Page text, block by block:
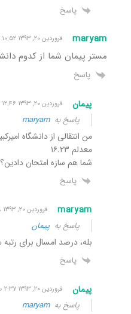
پاسخ
maryam فروردین ۲۰, ۱۳۹۳ ۱۰:۵۲ ق٫ظ
مستر پیمان شما از کدوم
پاسخ
پیمان فروردین ۲۰, ۱۳۹۳ ۱۲:۴۶ ب٫ظ
پاسخ بهmaryam
من انتقالی از دانشگاه
معدلم ۱۶.۲۳
شما هم سازه امتحان دادین؟
پاسخ
maryam فروردین ۲۰, ۱۳۹۳ ۱:۴۸ ب٫ظ
پاسخ به پیمان
بله، درصد امسال برای رتبه های زیر ۲۰
پاسخ
پیمان فروردین ۲۰, ۱۳۹۳ ۲:۳۷ ب٫ظ
پاسخ بهmaryam